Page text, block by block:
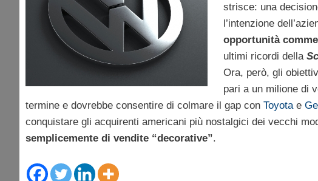
strisce: una
l’intenzione
opportunità
ultimi ricordi della
Ora, però, gli
pari a un milione di
termine e dovrebbe consentire di colmare il gap con Toyota e
conquistare gli acquirenti americani più nostalgici dei vecchi
semplicemente di vendite “decorative”.